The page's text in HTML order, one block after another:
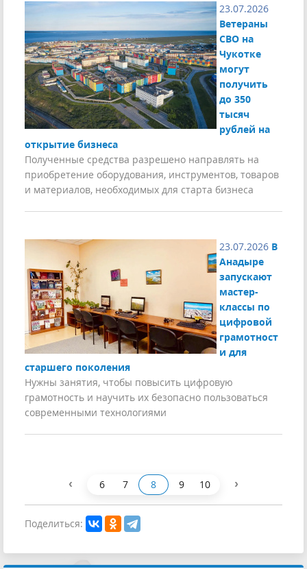
23.07.2026
Ветераны
СВО на
Чукотке
могут
получить
до 350
тысяч
рублей на
открытие бизнеса
Полученные средства разрешено направлять на
приобретение оборудования, инструментов, товаров
и материалов, необходимых для старта бизнеса
23.07.2026 В
Анадыре
запускают
мастер-
классы по
цифровой
грамотност
и для
старшего поколения
Нужны занятия, чтобы повысить цифровую
грамотность и научить их безопасно пользоваться
современными технологиями
‹ 6 7 8 9 10 ›
Поделиться: